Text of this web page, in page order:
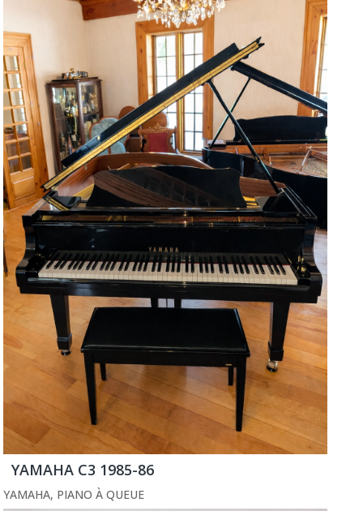
YAMAHA C3 1985-86
YAMAHA, PIANO À QUEUE